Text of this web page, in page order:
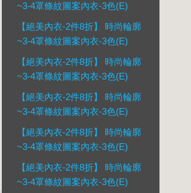
~3-4罩條紋圖案內衣-3色(E)
【絕美內衣-2件8折】 時尚輪廓
~3-4罩條紋圖案內衣-3色(E)
【絕美內衣-2件8折】 時尚輪廓
~3-4罩條紋圖案內衣-3色(E)
【絕美內衣-2件8折】 時尚輪廓
~3-4罩條紋圖案內衣-3色(E)
【絕美內衣-2件8折】 時尚輪廓
~3-4罩條紋圖案內衣-3色(E)
【絕美內衣-2件8折】 時尚輪廓
~3-4罩條紋圖案內衣-3色(E)